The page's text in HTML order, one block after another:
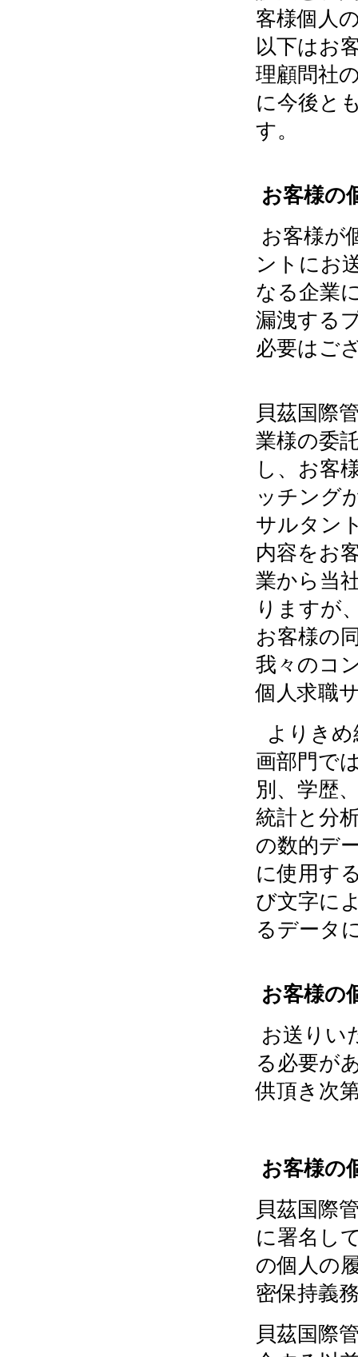
客様個人
以下はお
理顧問社
に今後と
す。
お客様の
お客様が
ントにお
なる企業
漏洩する
必要はご
貝茲国際
業様の委
し、お客
ッチング
サルタン
内容をお
業から当
りますが
お客様の
我々のコ
個人求職
よりき
画部門で
別、学歴
統計と分
の数的デ
に使用す
び文字に
るデータ
お客様の
お送りい
る必要が
供頂き次
お客様の
貝茲国際
に署名し
の個人の
密保持義
貝茲国際